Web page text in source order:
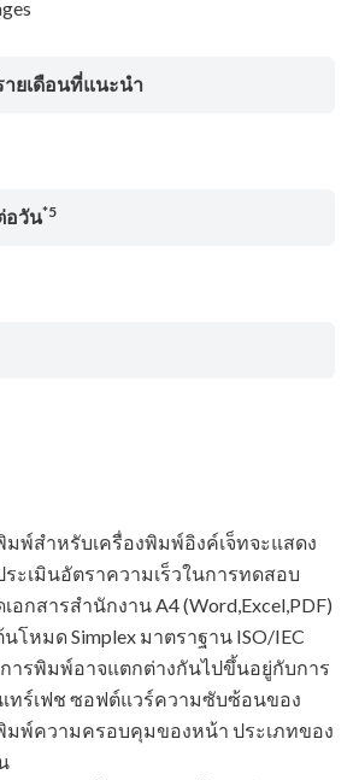
ยเดือนที่แนะนํา
อวัน*5
มพ์สำหรับเครื่องพิมพ์อิงค์เจ็ทจะแสดง
ระเมินอัตราความเร็วในการทดสอบ
อกสารสำนักงาน A4 (Word,Excel,PDF)
โหมด Simplex มาตราฐาน ISO/IEC
การพิมพ์อาจแตกต่างกันไปขึ้นอยู่กับการ
ทร์เฟช ซอฟต์แวร์ความซับซ้อนของ
มพ์ความครอบคุมของหน้า ประเภทของ